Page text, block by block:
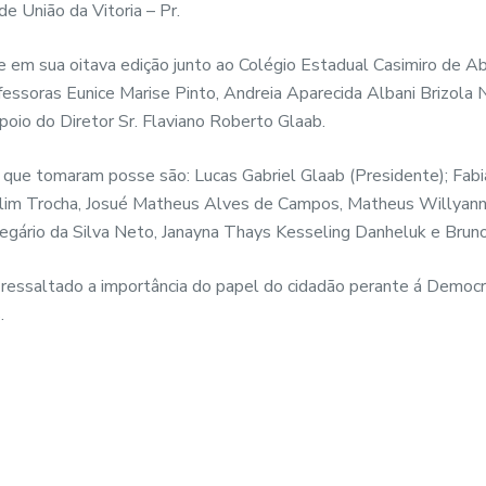
União da Vitoria – Pr.
sua oitava edição junto ao Colégio Estadual Casimiro de
Eunice Marise Pinto, Andreia Aparecida Albani Brizola
do Diretor Sr. Flaviano Roberto Glaab.
tomaram posse são: Lucas Gabriel Glaab (Presidente);
Trocha, Josué Matheus Alves de Campos, Matheus
da Silva Neto, Janayna Thays Kesseling Danheluk e
a importância do papel do cidadão perante á